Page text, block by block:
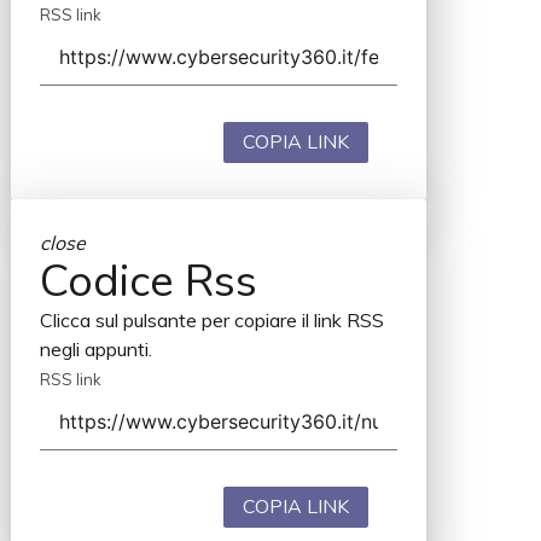
RSS link
COPIA LINK
close
Codice Rss
Clicca sul pulsante per copiare il link RSS
negli appunti.
RSS link
COPIA LINK